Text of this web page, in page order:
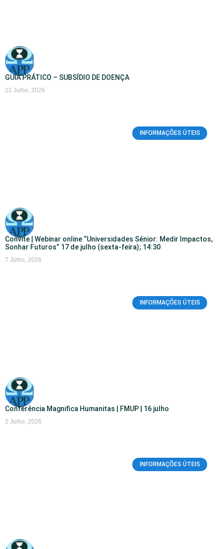
GUIA PRÁTICO – SUBSÍDIO DE DOENÇA
21 Julho, 2026
INFORMAÇÕES ÚTEIS
Convite | Webinar online “Universidades Sénior: Medir Impactos,
Sonhar Futuros” 17 de julho (sexta-feira); 14:30
7 Julho, 2026
INFORMAÇÕES ÚTEIS
Conferência Magnifica Humanitas | FMUP | 16 julho
2 Julho, 2026
INFORMAÇÕES ÚTEIS